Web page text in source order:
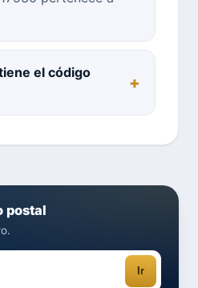
el código
postal
Ir